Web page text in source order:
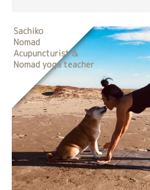
Sachiko
Nomad
Acupuncturist &
Nomad yoga teacher